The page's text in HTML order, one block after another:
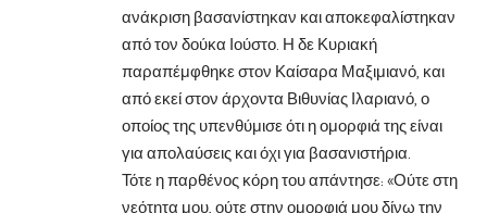
ανάκριση βασανίστηκαν και αποκεφαλίστηκαν
από τον δούκα Ιούστο. Η δε Κυριακή
παραπέμφθηκε στον Καίσαρα Μαξιμιανό, και
από εκεί στον άρχοντα Βιθυνίας Ιλαριανό, ο
οποίος της υπενθύμισε ότι η ομορφιά της είναι
για απολαύσεις και όχι για βασανιστήρια.
Τότε η παρθένος κόρη του απάντησε: «Ούτε στη
νεότητα μου, ούτε στην ομορφιά μου δίνω την